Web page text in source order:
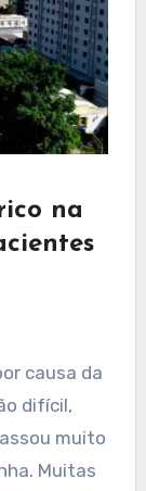
na
causa da
difícil,
muito
Muitas